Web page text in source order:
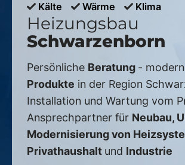
Kälte Wärme Klima
Heizungsbau
Schwarzenborn
Persönliche Beratung -
Produkte in der Region
Installation und Wartung vom
Ansprechpartner für Neubau,
Modernisierung von
Privathaushalt und Industrie